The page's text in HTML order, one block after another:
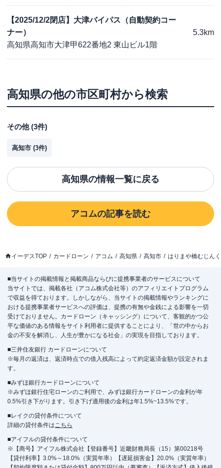
【2025/12/2閉店】大津バイパス（自動契約コー
ナー）
高知県高知市大津甲622番地2 東山ビル1階
5.3km
高知県の他の市区町村から検索
その他(3件)
高知市 (3件)
高知県の情報一覧に戻る
アコムの記事を読む
イーデスTOP カードローン アコム 高知県 高知市 はりまや橋むじん
■当サイトの掲載情報と掲載商品ならびに提携事業者のサービスについて
当サイトでは、掲載各社（アコム株式会社等）のアフィリエイトプログラム
で収益を得ております。しかしながら、当サイトの掲載情報やランキングに
おける提携事業者サービスへの評価は、提携の有無や金銭による影響を一切
受けておりません。カードローン（キャッシング）について、客観的かつ公
平な価値のある情報をサイト利用者に提供することにより、「世の中からお
金の不安を解消し、人生が豊かになる社会」の実現を目指しております。
■三井住友銀行 カードローンについて
※毎月の返済は、返済時点での借入残高によって約定返済金額が設定されま
す。
■みずほ銀行カードローンについて
※みずほ銀行住宅ローンのご利用で、みずほ銀行カードローンの金利が年
0.5%引き下がります。引き下げ適用後の金利は年1.5%~13.5%です。
■レイクの貸付条件について
詳細の貸付条件はこちら
■アイフルの貸付条件について
※【商号】アイフル株式会社【登録番号】近畿財務局長（15）第00218号
【貸付利率】3.0%～18.0%（実質年率）【遅延損害金】20.0%（実質年率）